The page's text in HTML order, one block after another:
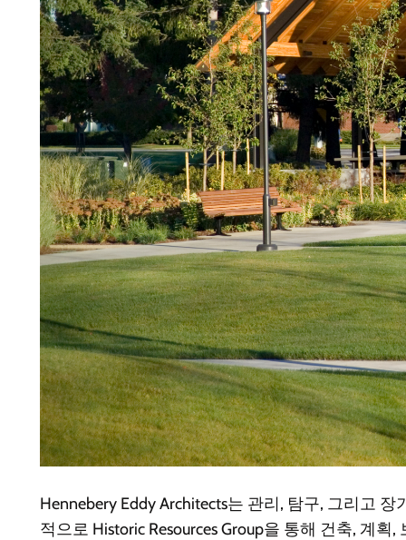
Hennebery Eddy Architects는 관리, 탐구, 그리고
적으로 Historic Resources Group을 통해 건축, 계